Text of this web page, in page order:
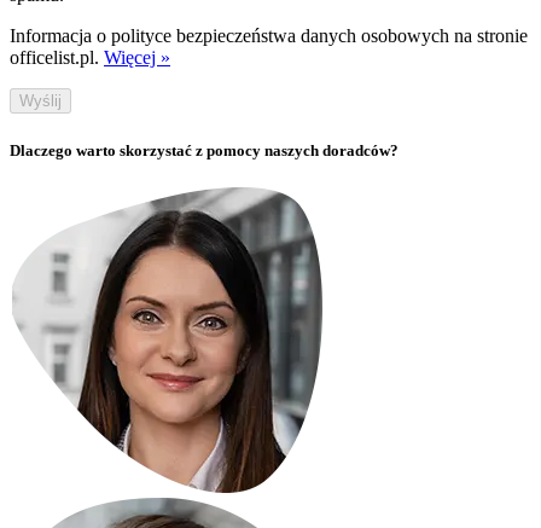
Informacja o polityce bezpieczeństwa danych osobowych na stronie
officelist.pl. Więcej »
Wyślij
Dlaczego warto skorzystać z pomocy naszych doradców?